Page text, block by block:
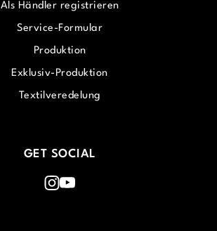
Als Händler registrieren
Service-Formular
Produktion
Exklusiv-Produktion
Textilveredelung
GET SOCIAL
Instagram
Youtube